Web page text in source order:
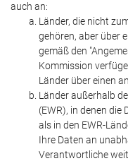
auch an:
Länder, die nicht
gehören, aber über
gemäß den
Kommission
Länder über einen
Länder außerhalb
(EWR), in denen
als in den EWR-
Ihre Daten an
Verantwortliche